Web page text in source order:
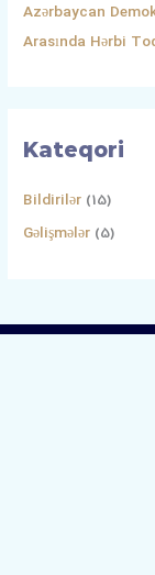
Azərbaycan
Arasında Hərbi
Kateqori
Bildirilər (15)
Gəlişmələr (5)